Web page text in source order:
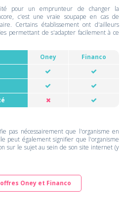
pour un emprunteur de changer la
c'est une vraie soupape en cas de
Certains établissement ont d'ailleurs
permettant de s'adapter facilement à ce
Oney
Financo
pas nécessairement que l'organisme en
peut également signifier que l'organisme
sur le sujet au sein de son site internet (y
Oney et Financo